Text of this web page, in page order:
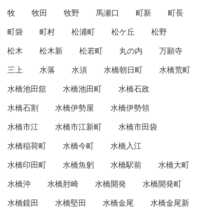
牧
牧田 牧野 馬瀬口 町新
町長
町袋
町村 松浦町 松ケ丘
松野
松木
松木新 松若町 丸の内
万願寺
三上
水落 水須 水橋朝日町
水橋荒町
水橋池田舘
水橋池田町
水橋石政
水橋石割
水橋伊勢屋
水橋伊勢領
水橋市江
水橋市江新町
水橋市田袋
水橋稲荷町
水橋今町
水橋入江
水橋印田町
水橋魚躬 水橋駅前
水橋大町
水橋沖
水橋肘崎 水橋開発
水橋開発町
水橋鏡田
水橋堅田 水橋金尾
水橋金尾新